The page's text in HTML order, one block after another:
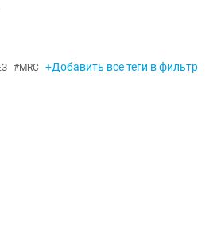
#MRC +Добавить все теги в фильтр